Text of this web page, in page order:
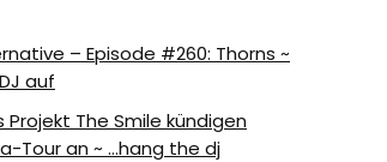
– Episode #260: Thorns ~
auf
Projekt The Smile kündigen
Tour an ~ …hang the dj